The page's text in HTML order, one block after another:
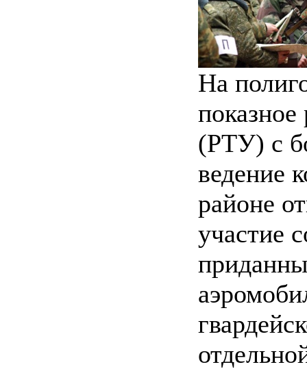
На
показное
(РТУ) с
ведение
районе
участие